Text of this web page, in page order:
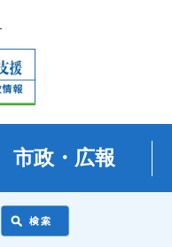
市政・広報